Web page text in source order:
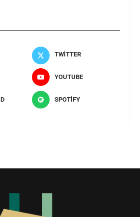
TWITTER
YOUTUBE
SPOTIFY